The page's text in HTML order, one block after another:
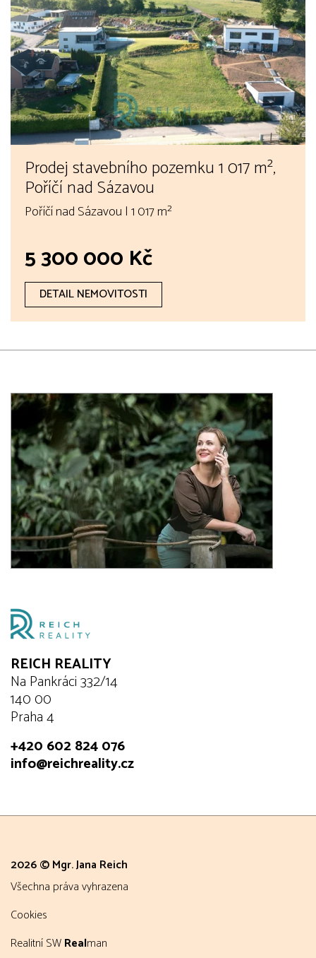
Prodej stavebního pozemku 1 017 m²,
Poříčí nad Sázavou
Poříčí nad Sázavou | 1 017 m²
5 300 000 Kč
DETAIL NEMOVITOSTI
REICH REALITY
Na Pankráci 332/14
140 00
Praha 4
+420 602 824 076
info@reichreality.cz
2026 © Mgr. Jana Reich
všechna práva vyhrazena
Cookies
Realitní SWRealman